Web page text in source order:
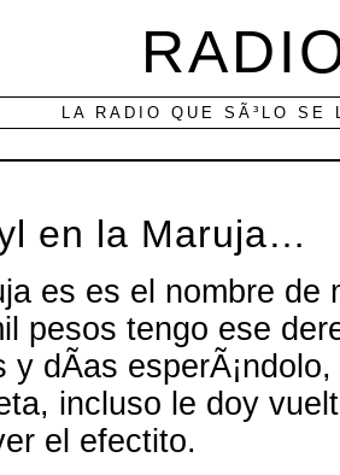
LA RADIO QUE SÃ³LO
en la Maruja…
es es el nombre de
pesos tengo ese
y dÃ­as
incluso le doy
el efectito.